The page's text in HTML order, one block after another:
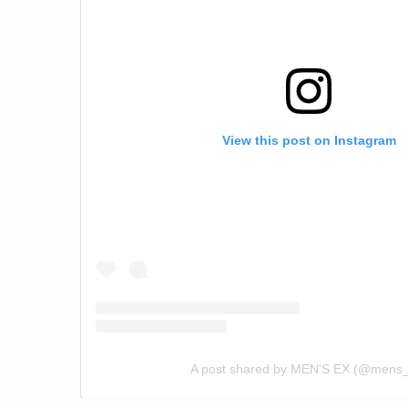
View this post on Instagram
A post shared by MEN'S EX